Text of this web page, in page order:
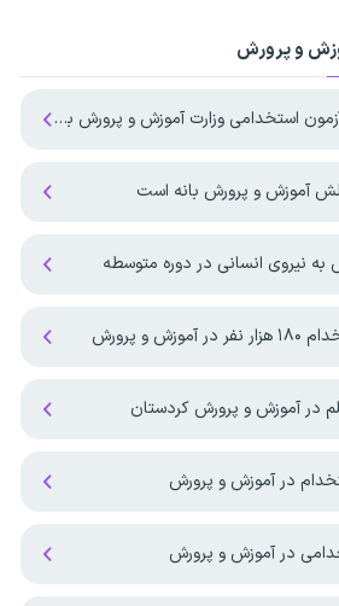
و پرورش
استخدامی وزارت آموزش و پرورش باشیم ؟
آموزش و پرورش بانه است
به نیروی انسانی در دوره متوسطه
و پرورش
در آموزش و پرورش کردستان
در آموزش و پرورش